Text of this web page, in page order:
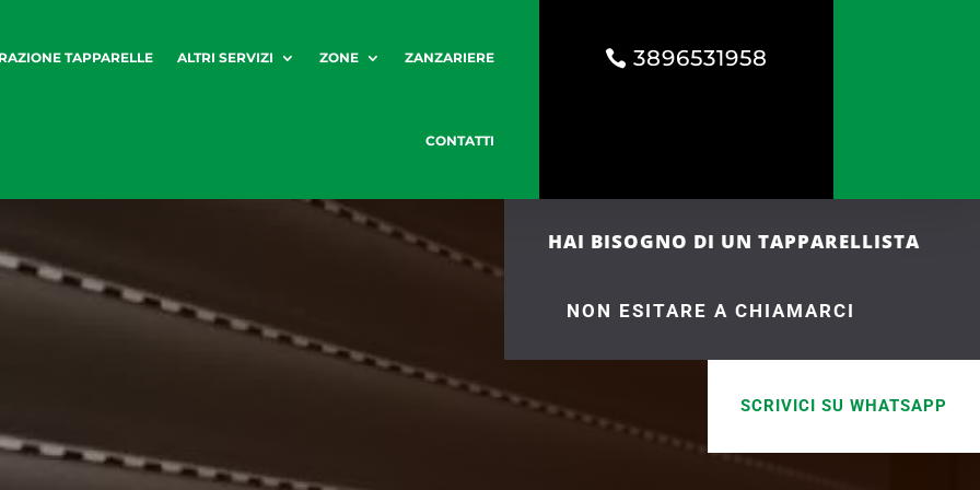
TAPPARELLE ALTRI SERVIZI ZONE ZANZARIERE
CONTATTI
3896531958
HAI BISOGNO DI UN TAPPARELLISTA
NON ESITARE A CHIAMARCI
SCRIVICI SU WHATSAPP